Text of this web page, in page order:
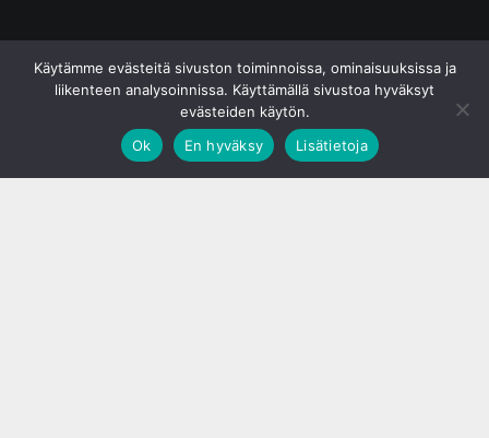
Käytämme evästeitä sivuston toiminnoissa, ominaisuuksissa ja
liikenteen analysoinnissa. Käyttämällä sivustoa hyväksyt
evästeiden käytön.
Ok
En hyväksy Lisätietoja